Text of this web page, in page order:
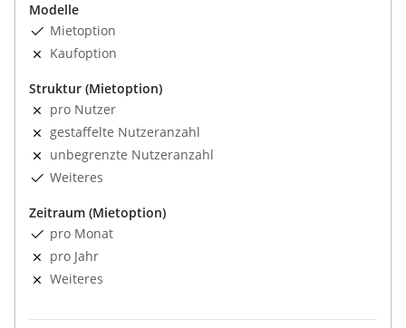
Modelle
Mietoption
Kaufoption
Struktur (Mietoption)
pro Nutzer
gestaffelte Nutzeranzahl
unbegrenzte Nutzeranzahl
Weiteres
Zeitraum (Mietoption)
pro Monat
pro Jahr
Weiteres